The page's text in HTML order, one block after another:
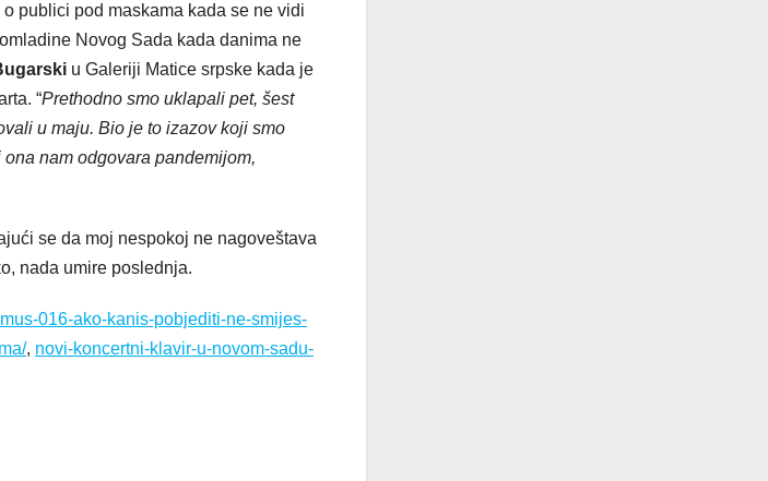
publici pod maskama kada se ne vidi
Novog Sada kada danima ne
u Galeriji Matice srpske kada je
“Prethodno smo uklapali pet, šest
u maju. Bio je to izazov koji smo
nam odgovara pandemijom,
se da moj nespokoj ne nagoveštava
nada umire poslednja.
016-ako-kanis-pobjediti-ne-smijes-
, novi-koncertni-klavir-u-novom-sadu-